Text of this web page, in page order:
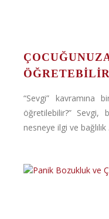
“Sevgi” kavramına
öğretilebilir?”
nesneye ilgi ve bağlılık